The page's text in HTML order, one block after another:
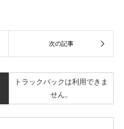
トラックバックは利用できま
せん。